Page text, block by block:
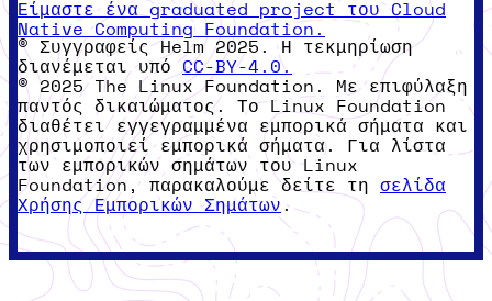
Είμαστε ένα graduated project του Cloud
Native Computing Foundation.
© Συγγραφείς Helm 2025. Η τεκμηρίωση
διανέμεται υπόCC-BY-4.0.
© 2025 The Linux Foundation. Με επιφύλαξη
παντός δικαιώματος. Το Linux Foundation
διαθέτει εγγεγραμμένα εμπορικά σήματα και
χρησιμοποιεί εμπορικά σήματα. Για λίστα
των εμπορικών σημάτων του Linux
Foundation, παρακαλούμε δείτε τη σελίδα
Χρήσης Εμπορικών Σημάτων .